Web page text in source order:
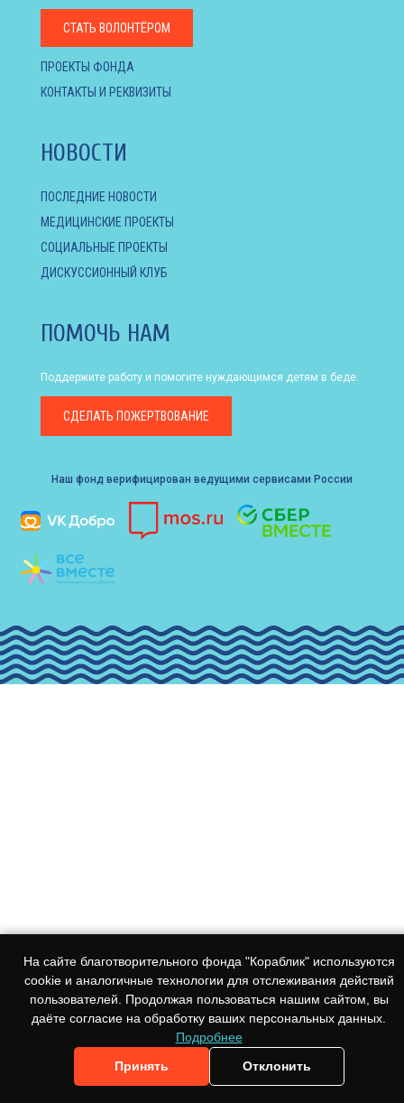
СТАТЬ ВОЛОНТЁРОМ
ПРОЕКТЫ ФОНДА
КОНТАКТЫ И РЕКВИЗИТЫ
НОВОСТИ
ПОСЛЕДНИЕ НОВОСТИ
МЕДИЦИНСКИЕ ПРОЕКТЫ
СОЦИАЛЬНЫЕ ПРОЕКТЫ
ДИСКУССИОННЫЙ КЛУБ
ПОМОЧЬ НАМ
Поддержите работу и помогите нуждающимся детям в беде.
СДЕЛАТЬ ПОЖЕРТВОВАНИЕ
Наш фонд верифицирован ведущими сервисами России
На сайте благотворительного фонда "Кораблик" используются
cookie и аналогичные технологии для отслеживания действий
пользователей. Продолжая пользоваться нашим сайтом, вы
даёте согласие на обработку ваших персональных данных.
Подробнее
Принять
Отклонить